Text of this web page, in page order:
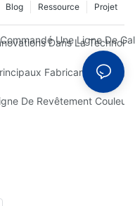
Projet
Ressource
Blog
Une Ligne De
Dans La
Revêtement De Bobines :
Fabricants De
Pour Les
De Revêtement Couleur